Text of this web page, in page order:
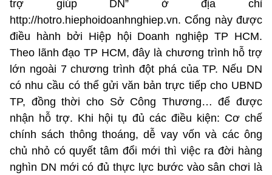
trợ giúp DN” ở địa chỉ
http://hotro.hiephoidoanhnghiep.vn. Cổng này được
điều hành bởi Hiệp hội Doanh nghiệp TP HCM.
Theo lãnh đạo TP HCM, đây là chương trình hỗ trợ
lớn ngoài 7 chương trình đột phá của TP. Nếu DN
có nhu cầu có thể gửi văn bản trực tiếp cho UBND
TP, đồng thời cho Sở Công Thương… để được
nhận hỗ trợ. Khi hội tụ đủ các điều kiện: Cơ chế
chính sách thông thoáng, dễ vay vốn và các ông
chủ nhỏ có quyết tâm đổi mới thì việc ra đời hàng
nghìn DN mới có đủ thực lực bước vào sân chơi là